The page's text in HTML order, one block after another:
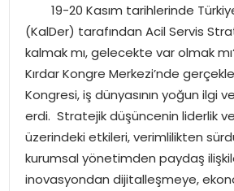
EKONOMI
MAGAZIN
TEKNOLOJI
19-20 Kasım tarihlerinde
(KalDer) tarafından Acil Servis
kalmak mı, gelecekte var olmak
Kırdar Kongre Merkezi’nde
Kongresi, iş dünyasının yoğun ilgi
erdi. Stratejik düşüncenin liderlik
üzerindeki etkileri, verimlilikten
kurumsal yönetimden paydaş
inovasyondan dijitalleşmeye,